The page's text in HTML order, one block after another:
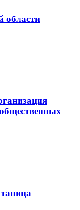
области